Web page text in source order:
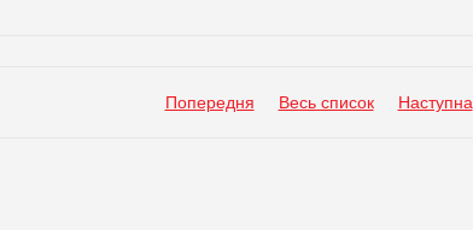
Попередня Весь список Наступна